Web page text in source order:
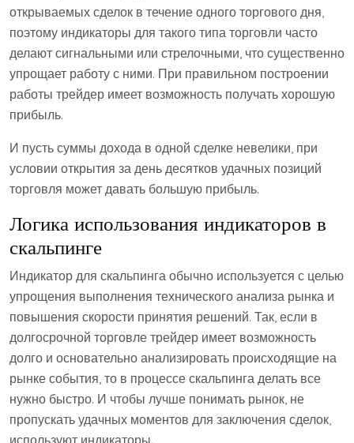
открываемых сделок в течение одного торгового дня,
поэтому индикаторы для такого типа торговли часто
делают сигнальными или стрелочными, что существенно
упрощает работу с ними. При правильном построении
работы трейдер имеет возможность получать хорошую
прибыль.
И пусть суммы дохода в одной сделке невелики, при
условии открытия за день десятков удачных позиций
торговля может давать большую прибыль.
Логика использования индикаторов в
скальпинге
Индикатор для скальпинга обычно используется с целью
упрощения выполнения технического анализа рынка и
повышения скорости принятия решений. Так, если в
долгосрочной торговле трейдер имеет возможность
долго и основательно анализировать происходящие на
рынке события, то в процессе скальпинга делать все
нужно быстро. И чтобы лучше понимать рынок, не
пропускать удачных моментов для заключения сделок,
используют индикаторы.